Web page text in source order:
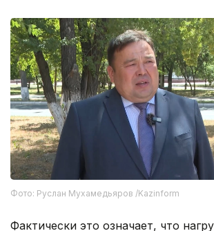
Фото: Руслан Мухамедьяров /Kazinform
Фактически это означает, что